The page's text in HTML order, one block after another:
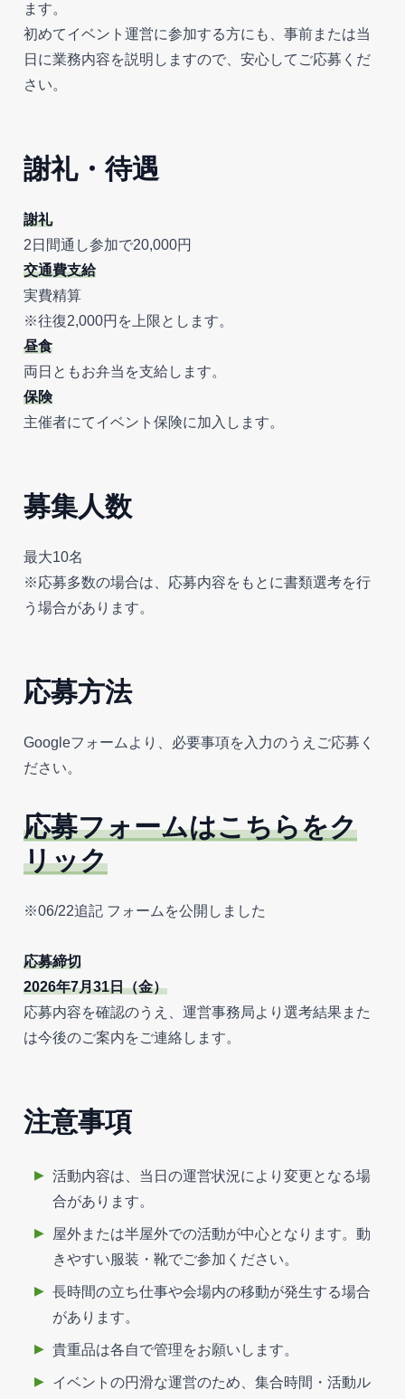
ます。
初めてイベント運営に参加する方にも、事前または当
日に業務内容を説明しますので、安心してご応募くだ
さい。
謝礼・待遇
謝礼
2日間通し参加で20,000円
交通費支給
実費精算
※往復2,000円を上限とします。
昼食
両日ともお弁当を支給します。
保険
主催者にてイベント保険に加入します。
募集人数
最大10名
※応募多数の場合は、応募内容をもとに書類選考を行
う場合があります。
応募方法
Googleフォームより、必要事項を入力のうえご応募く
ださい。
応募フォームはこちらをク
リック
※06/22追記 フォームを公開しました
応募締切
2026年7月31日（金）
応募内容を確認のうえ、運営事務局より選考結果また
は今後のご案内をご連絡します。
注意事項
活動内容は、当日の運営状況により変更となる場
合があります。
屋外または半屋外での活動が中心となります。動
きやすい服装・靴でご参加ください。
長時間の立ち仕事や会場内の移動が発生する場合
があります。
貴重品は各自で管理をお願いします。
イベントの円滑な運営のため、集合時間・活動ル